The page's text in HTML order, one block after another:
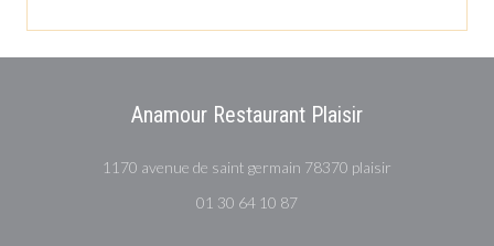
Anamour Restaurant Plaisir
1170 avenue de saint germain 78370 plaisir
01 30 64 10 87